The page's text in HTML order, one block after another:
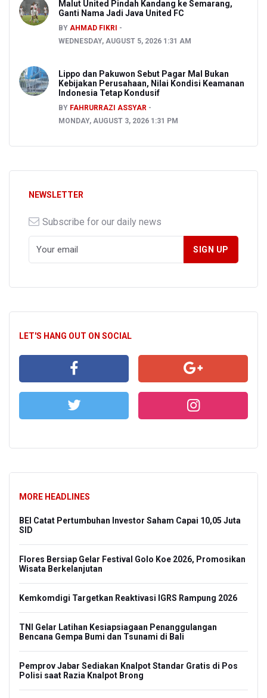
Malut United Pindah Kandang ke Semarang,
Ganti Nama Jadi Java United FC
BY AHMAD FIKRI
WEDNESDAY, AUGUST 5, 2026 1:31 AM
Lippo dan Pakuwon Sebut Pagar Mal Bukan
Kebijakan Perusahaan, Nilai Kondisi Keamanan
Indonesia Tetap Kondusif
BY FAHRURRAZI ASSYAR
MONDAY, AUGUST 3, 2026 1:31 PM
NEWSLETTER
Subscribe for our daily news
LET'S HANG OUT ON SOCIAL
MORE HEADLINES
BEI Catat Pertumbuhan Investor Saham Capai 10,05 Juta
SID
Flores Bersiap Gelar Festival Golo Koe 2026, Promosikan
Wisata Berkelanjutan
Kemkomdigi Targetkan Reaktivasi IGRS Rampung 2026
TNI Gelar Latihan Kesiapsiagaan Penanggulangan
Bencana Gempa Bumi dan Tsunami di Bali
Pemprov Jabar Sediakan Knalpot Standar Gratis di Pos
Polisi saat Razia Knalpot Brong